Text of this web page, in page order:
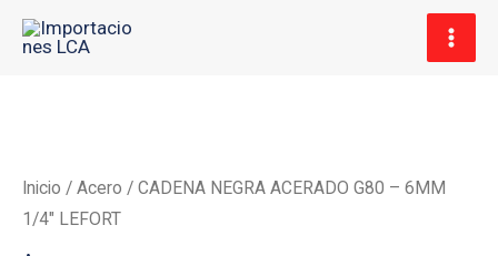
Inicio / Acero / CADENA NEGRA ACERADO G80 – 6MM
1/4″ LEFORT